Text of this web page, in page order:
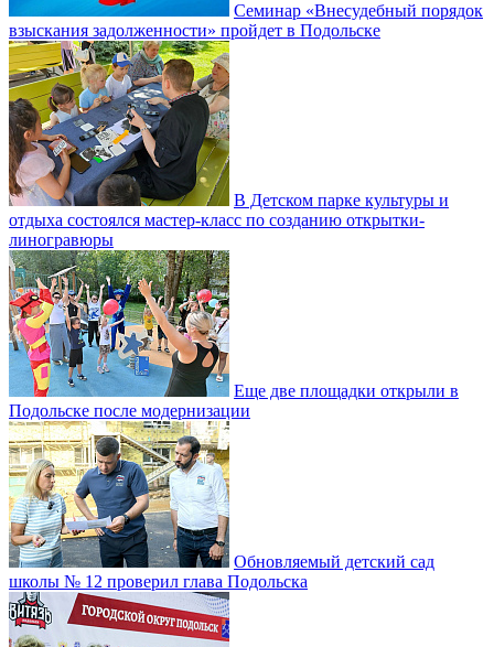
Семинар «Внесудебный порядок
взыскания задолженности» пройдет в Подольске
В Детском парке культуры и
отдыха состоялся мастер-класс по созданию открытки-
линогравюры
Еще две площадки открыли в
Подольске после модернизации
Обновляемый детский сад
школы № 12 проверил глава Подольска